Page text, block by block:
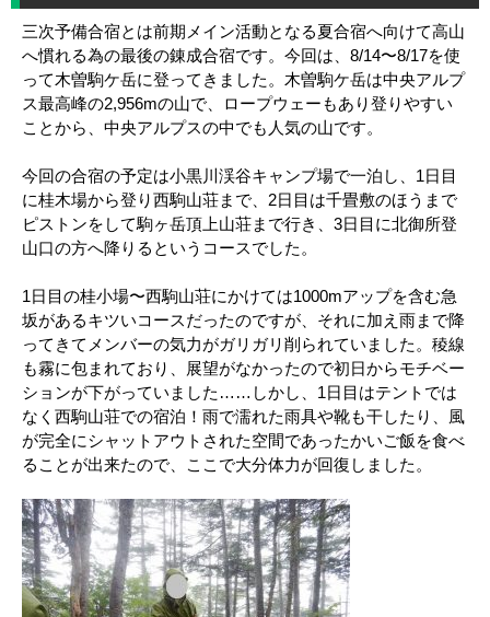
三次予備合宿とは前期メイン活動となる夏合宿へ向けて高山
へ慣れる為の最後の錬成合宿です。今回は、8/14〜8/17を使
って木曽駒ケ岳に登ってきました。木曽駒ケ岳は中央アルプ
ス最高峰の2,956mの山で、ロープウェーもあり登りやすい
ことから、中央アルプスの中でも人気の山です。
今回の合宿の予定は小黒川渓谷キャンプ場で一泊し、1日目
に桂木場から登り西駒山荘まで、2日目は千畳敷のほうまで
ピストンをして駒ヶ岳頂上山荘まで行き、3日目に北御所登
山口の方へ降りるというコースでした。
1日目の桂小場〜西駒山荘にかけては1000mアップを含む急
坂があるキツいコースだったのですが、それに加え雨まで降
ってきてメンバーの気力がガリガリ削られていました。稜線
も霧に包まれており、展望がなかったので初日からモチベー
ションが下がっていました……しかし、1日目はテントでは
なく西駒山荘での宿泊！雨で濡れた雨具や靴も干したり、風
が完全にシャットアウトされた空間であったかいご飯を食べ
ることが出来たので、ここで大分体力が回復しました。